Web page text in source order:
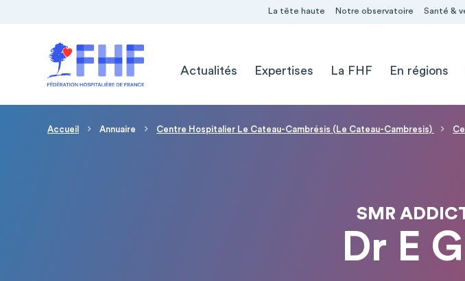
La tête haute Notre observatoire Santé &
Actualités
Expertises La FHF En régions
Fil d'Ariane
Accueil Annuaire Centre Hospitalier Le Cateau-Cambrésis (Le Cateau-Cambresis)
SMR
Dr E